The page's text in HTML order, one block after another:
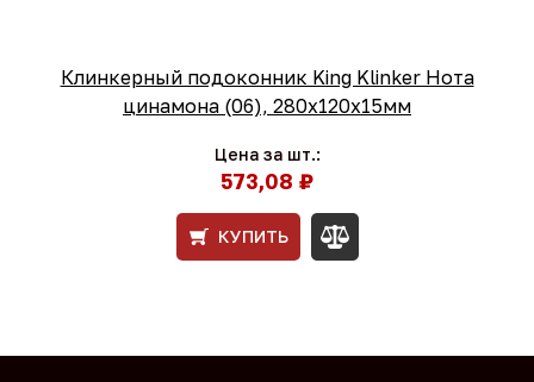
Клинкерный подоконник King Klinker Нота
цинамона (06), 280х120х15мм
Цена за шт.:
573,08 ₽
КУПИТЬ